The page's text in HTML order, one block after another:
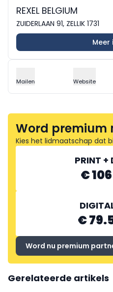
REXEL BELGIUM
ZUIDERLAAN 91, ZELLIK 1731
Meer
Mailen Website
Word premium
Kies het lidmaatschap dat
PRINT +
€ 106
€
Word nu premium
Gerelateerde artikels